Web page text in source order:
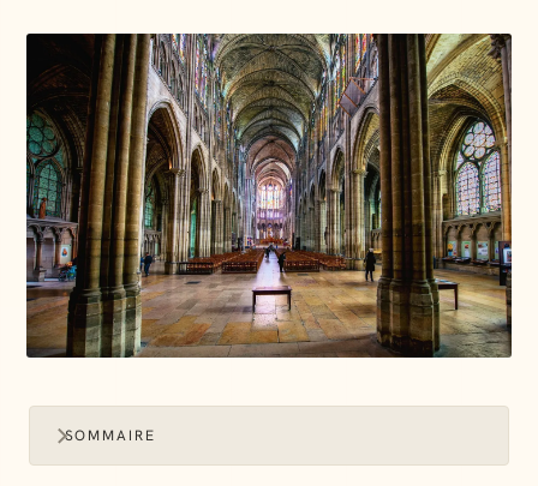
SOMMAIRE